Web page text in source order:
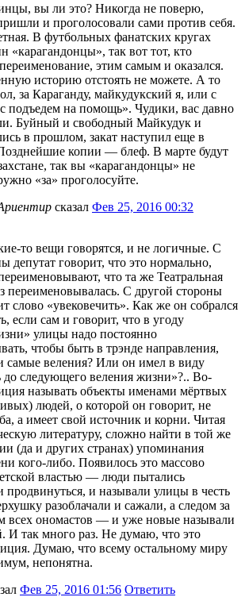
вы ли это? Никогда не поверю,
и проголосовали сами против себя.
В футбольных фанатских кругах
«карагандонцы», так вот тот, кто
этим самым и оказался.
историю отстоять не можете. А то
за Караганду, майкудукский я, или с
подъедем на помощь». Чудики, вас давно
Буйный и свободный Майкудук и
в прошлом, закат наступил еще в
копии — блеф. В марте будут
так вы «карагандонцы» не
«за» проголосуйте.
сказал Фев 25, 2016 00:32
то вещи говорятся, и не логичные. С
депутат говорит, что это нормально,
что та же Театральная
переименовывалась. С другой стороны
слово «увековечить». Как же он собрался
если сам и говорит, что в угоду
улицы надо постоянно
чтобы быть в трэнде направления,
самые веления? Или он имел в виду
до следующего веления жизни»?.. Во-
называть объекты именами мёртвых
людей, о которой он говорит, не
а имеет свой источник и корни. Читая
литературу, сложно найти в той же
(да и других странах) упоминания
кого-либо. Появилось это массово
властью — люди пытались
продвинуться, и называли улицы в честь
разоблачали и сажали, а следом за
всех ономастов — и уже новые называли
И так много раз. Не думаю, что это
Думаю, что всему остальному миру
непонятна.
Фев 25, 2016 01:56 Ответить